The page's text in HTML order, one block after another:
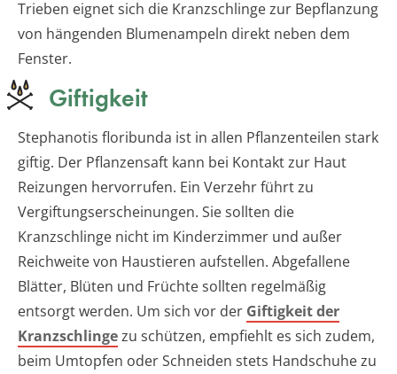
Trieben eignet sich die Kranzschlinge zur Bepflanzung
von hängenden Blumenampeln direkt neben dem
Fenster.
Giftigkeit
Stephanotis floribunda ist in allen Pflanzenteilen stark
giftig. Der Pflanzensaft kann bei Kontakt zur Haut
Reizungen hervorrufen. Ein Verzehr führt zu
Vergiftungserscheinungen. Sie sollten die
Kranzschlinge nicht im Kinderzimmer und außer
Reichweite von Haustieren aufstellen. Abgefallene
Blätter, Blüten und Früchte sollten regelmäßig
entsorgt werden. Um sich vor der Giftigkeit der
Kranzschlingezu schützen, empfiehlt es sich zudem,
beim Umtopfen oder Schneiden stets Handschuhe zu